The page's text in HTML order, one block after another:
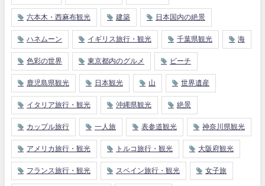
六本木・西麻布観光 建築 日本国内の絶景
ハネムーン イギリス旅行・観光 千葉県観光 海
色彩の世界 東京都内のグルメ ビーチ
鹿児島県観光 日本観光 山 世界遺産
イタリア旅行・観光 沖縄県観光 絶景
カップル旅行 一人旅 表参道観光 神奈川県観光
アメリカ旅行・観光 トルコ旅行・観光 大阪府観光
フランス旅行・観光 スペイン旅行・観光 女子旅